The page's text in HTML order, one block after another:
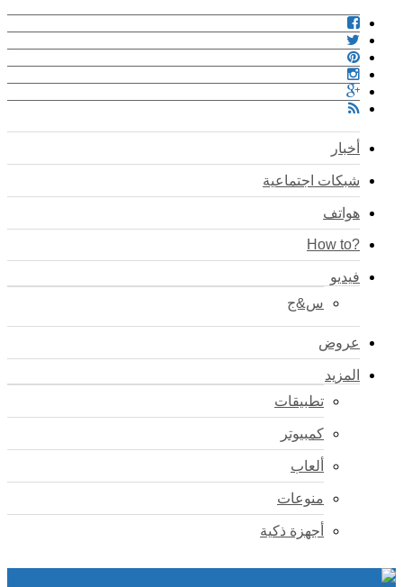
أخبار
شبكات اجتماعية
هواتف
?How to
فيديو
س&ج
عروض
المزيد
تطبيقات
كمبيوتر
ألعاب
منوعات
أجهزة ذكية